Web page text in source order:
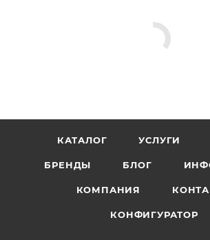
КАТАЛОГ УСЛУГИ
БРЕНДЫ БЛОГ
КОМПАНИЯ
КОНФИГУРАТОР